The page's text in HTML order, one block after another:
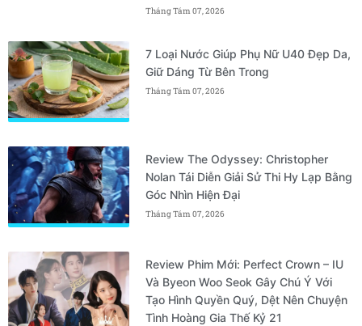
Tháng Tám 07, 2026
7 Loại Nước Giúp Phụ Nữ U40 Đẹp Da,
Giữ Dáng Từ Bên Trong
Tháng Tám 07, 2026
Review The Odyssey: Christopher
Nolan Tái Diễn Giải Sử Thi Hy Lạp Bằng
Góc Nhìn Hiện Đại
Tháng Tám 07, 2026
Review Phim Mới: Perfect Crown – IU
Và Byeon Woo Seok Gây Chú Ý Với
Tạo Hình Quyền Quý, Dệt Nên Chuyện
Tình Hoàng Gia Thế Kỷ 21